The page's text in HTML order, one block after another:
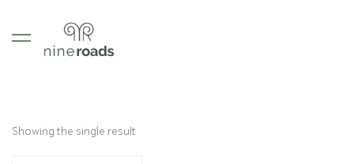
Showing the single result